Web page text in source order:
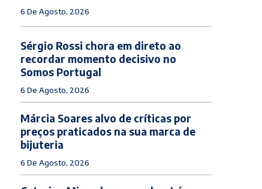
6 De Agosto, 2026
Sérgio Rossi chora em direto ao
recordar momento decisivo no
Somos Portugal
6 De Agosto, 2026
Márcia Soares alvo de críticas por
preços praticados na sua marca de
bijuteria
6 De Agosto, 2026